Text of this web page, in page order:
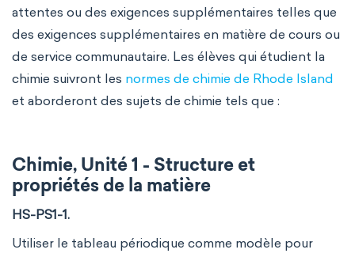
attentes ou des exigences supplémentaires telles que
des exigences supplémentaires en matière de cours ou
de service communautaire. Les élèves qui étudient la
chimie suivront les normes de chimie de Rhode Island
et aborderont des sujets de chimie tels que :
Chimie, Unité 1 - Structure et
propriétés de la matière
HS-PS1-1.
Utiliser le tableau périodique comme modèle pour